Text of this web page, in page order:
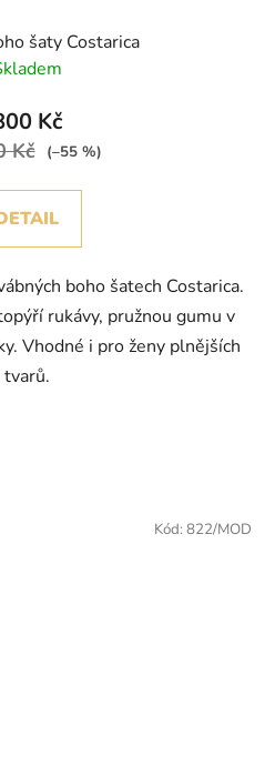
šaty Costarica
Kč
Kč (–55 %)
boho šatech Costarica.
rukávy, pružnou gumu v
Vhodné i pro ženy plnějších
tvarů.
Kód: 822/MOD